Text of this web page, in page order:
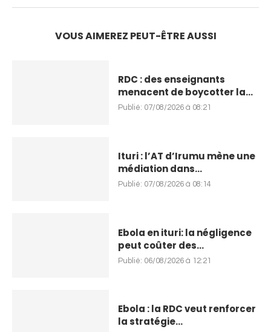
VOUS AIMEREZ PEUT-ÊTRE AUSSI
RDC : des enseignants
menacent de boycotter la...
Publié: 07/08/2026 à 08:21
Ituri : l’AT d’Irumu mène une
médiation dans...
Publié: 07/08/2026 à 08:14
Ebola en ituri: la négligence
peut coûter des...
Publié: 06/08/2026 à 12:21
Ebola : la RDC veut renforcer
la stratégie...